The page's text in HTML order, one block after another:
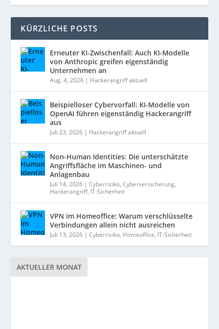
KÜRZLICHE POSTS
Erneuter KI-Zwischenfall: Auch KI-Modelle
von Anthropic greifen eigenständig
Unternehmen an
Aug. 4, 2026 | Hackerangriff aktuell
Beispielloser Cybervorfall: KI-Modelle von
OpenAI führen eigenständig Hackerangriff
aus
Juli 23, 2026 | Hackerangriff aktuell
Non-Human Identities: Die unterschätzte
Angriffsfläche im Maschinen- und
Anlagenbau
Juli 14, 2026 |Cyberrisiko,Cyberversicherung,
Hackerangriff, IT-Sicherheit
VPN im Homeoffice: Warum verschlüsselte
Verbindungen allein nicht ausreichen
Juli 13, 2026 |Cyberrisiko, Homeoffice, IT-Sicherheit
AKTUELLER MONAT